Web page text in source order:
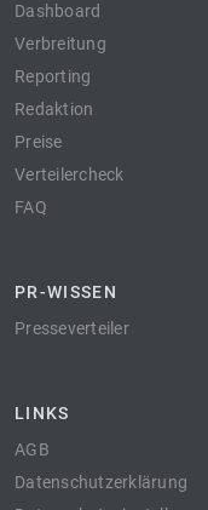
Dashboard
Verbreitung
Reporting
Redaktion
Preise
Verteilercheck
FAQ
PR-WISSEN
Presseverteiler
LINKS
AGB
Datenschutzerklärung